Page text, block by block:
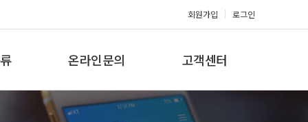
회원가입 로그인
온라인문의
견적문의
고객센터
공지사항